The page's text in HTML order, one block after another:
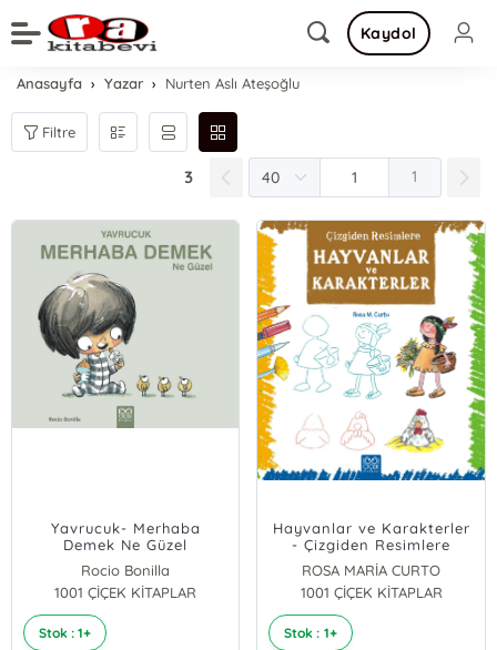
Kaydol
Anasayfa Yazar Nurten Aslı Ateşoğlu
Filtre
3 1
Yavrucuk- Merhaba
Demek Ne Güzel
Rocio Bonilla
1001 ÇİÇEK KİTAPLAR
Stok : 1+
Hayvanlar ve Karakterler
- Çizgiden Resimlere
ROSA MARİA CURTO
1001 ÇİÇEK KİTAPLAR
Stok : 1+